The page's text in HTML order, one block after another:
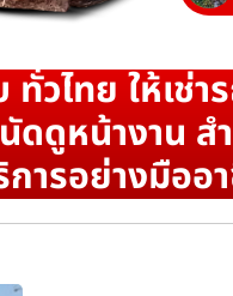
วไทย ให้เช่า
ดดูหน้างาน
การอย่างมืออ